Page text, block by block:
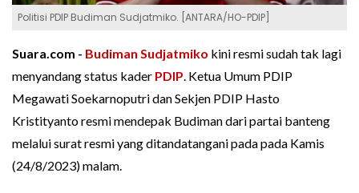
Politisi PDIP Budiman Sudjatmiko. [ANTARA/HO-PDIP]
Suara.com - Budiman Sudjatmiko kini resmi sudah tak lagi
menyandang status kader PDIP. Ketua Umum PDIP
Megawati Soekarnoputri dan Sekjen PDIP Hasto
Kristityanto resmi mendepak Budiman dari partai banteng
melalui surat resmi yang ditandatangani pada pada Kamis
(24/8/2023) malam.